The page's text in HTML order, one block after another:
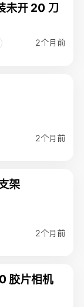
摄像头 原包装未开 20 刀
2个月前
2个月前
架
2个月前
胶片相机